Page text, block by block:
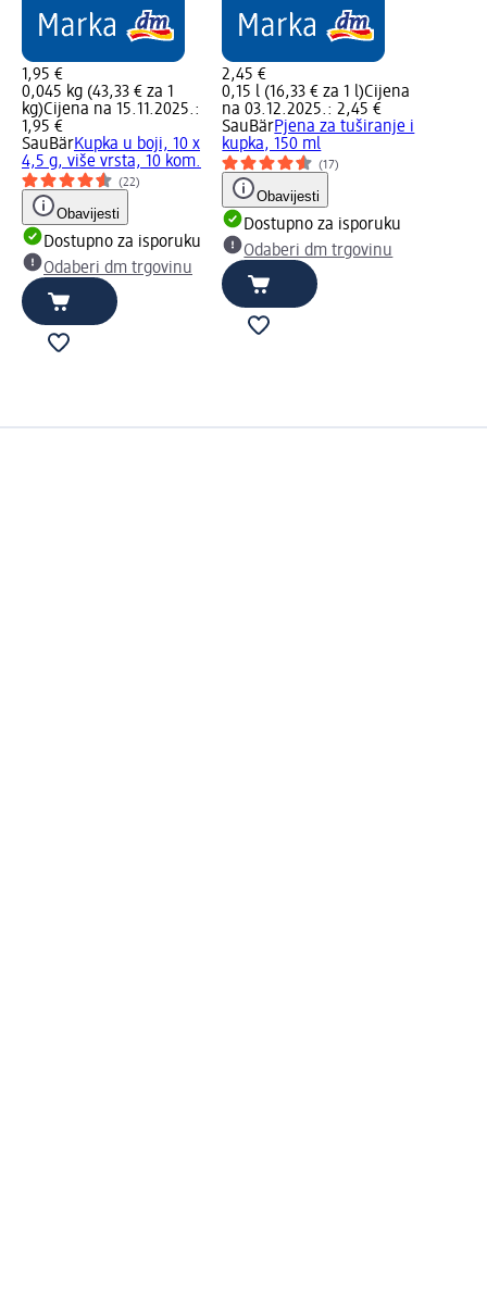
1,95 €
0,045 kg (43,33 € za 1
kg)Cijena na 15.11.2025.:
1,95 €
SauBärKupka u boji, 10 x
4,5 g, više vrsta, 10 kom.
(22)
Obavijesti
Dostupno za isporuku
Odaberi dm trgovinu
2,45 €
0,15 l (16,33 € za 1 l)Cijena
na 03.12.2025.: 2,45 €
SauBärPjena za tuširanje i
kupka, 150 ml
(17)
Obavijesti
Dostupno za isporuku
Odaberi dm trgovinu